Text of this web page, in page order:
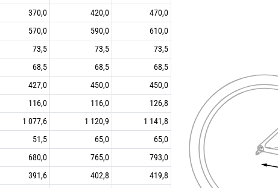
370,0 420,0
470,0
570,0 590,0
610,0
73,5 73,5
73,5
68,5 68,5
68,5
427,0 450,0
450,0
116,0 116,0
126,8
1 077,6 1 120,9
1 141,8
51,5 65,0
65,0
680,0 765,0
793,0
391,6 402,8
419,8